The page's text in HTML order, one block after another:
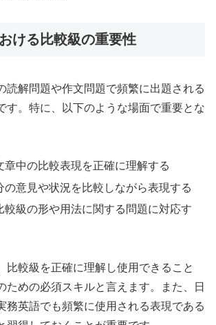
ける比較級の重要性
読解問題や作文問題で頻繁に出題される
す。特に、以下のような場面で重要とな
章中の比較表現を正確に理解する
の意見や状況を比較しながら表現する
較級の形や用法に関する問題に対応す
比較級を正確に理解し使用できること
ための必須スキルと言えます。また、日
務英語でも頻繁に使用される表現である